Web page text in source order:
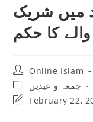
میں شریک
کا حکم
Post
author:
Online Islam
Post
category:
جمعہ و عیدین
PostFebruary 22,